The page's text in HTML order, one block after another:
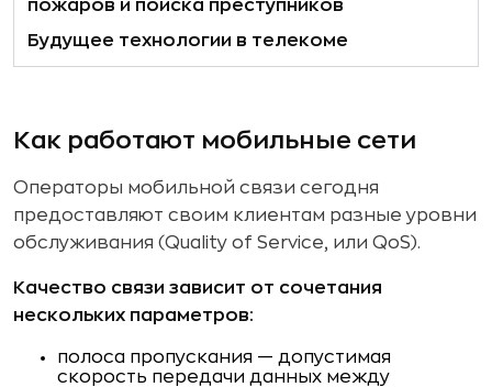
пожаров и поиска преступников
Будущее технологии в телекоме
Как работают мобильные сети
Операторы мобильной связи сегодня
предоставляют своим клиентам разные уровни
обслуживания (Quality of Service, или QoS).
Качество связи зависит от сочетания
нескольких параметров:
полоса пропускания — допустимая
скорость передачи данных между